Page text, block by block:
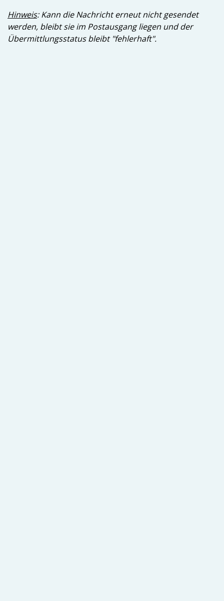
Hinweis: Kann die Nachricht erneut nicht gesendet
werden, bleibt sie im Postausgang liegen und der
Übermittlungsstatus bleibt "fehlerhaft".